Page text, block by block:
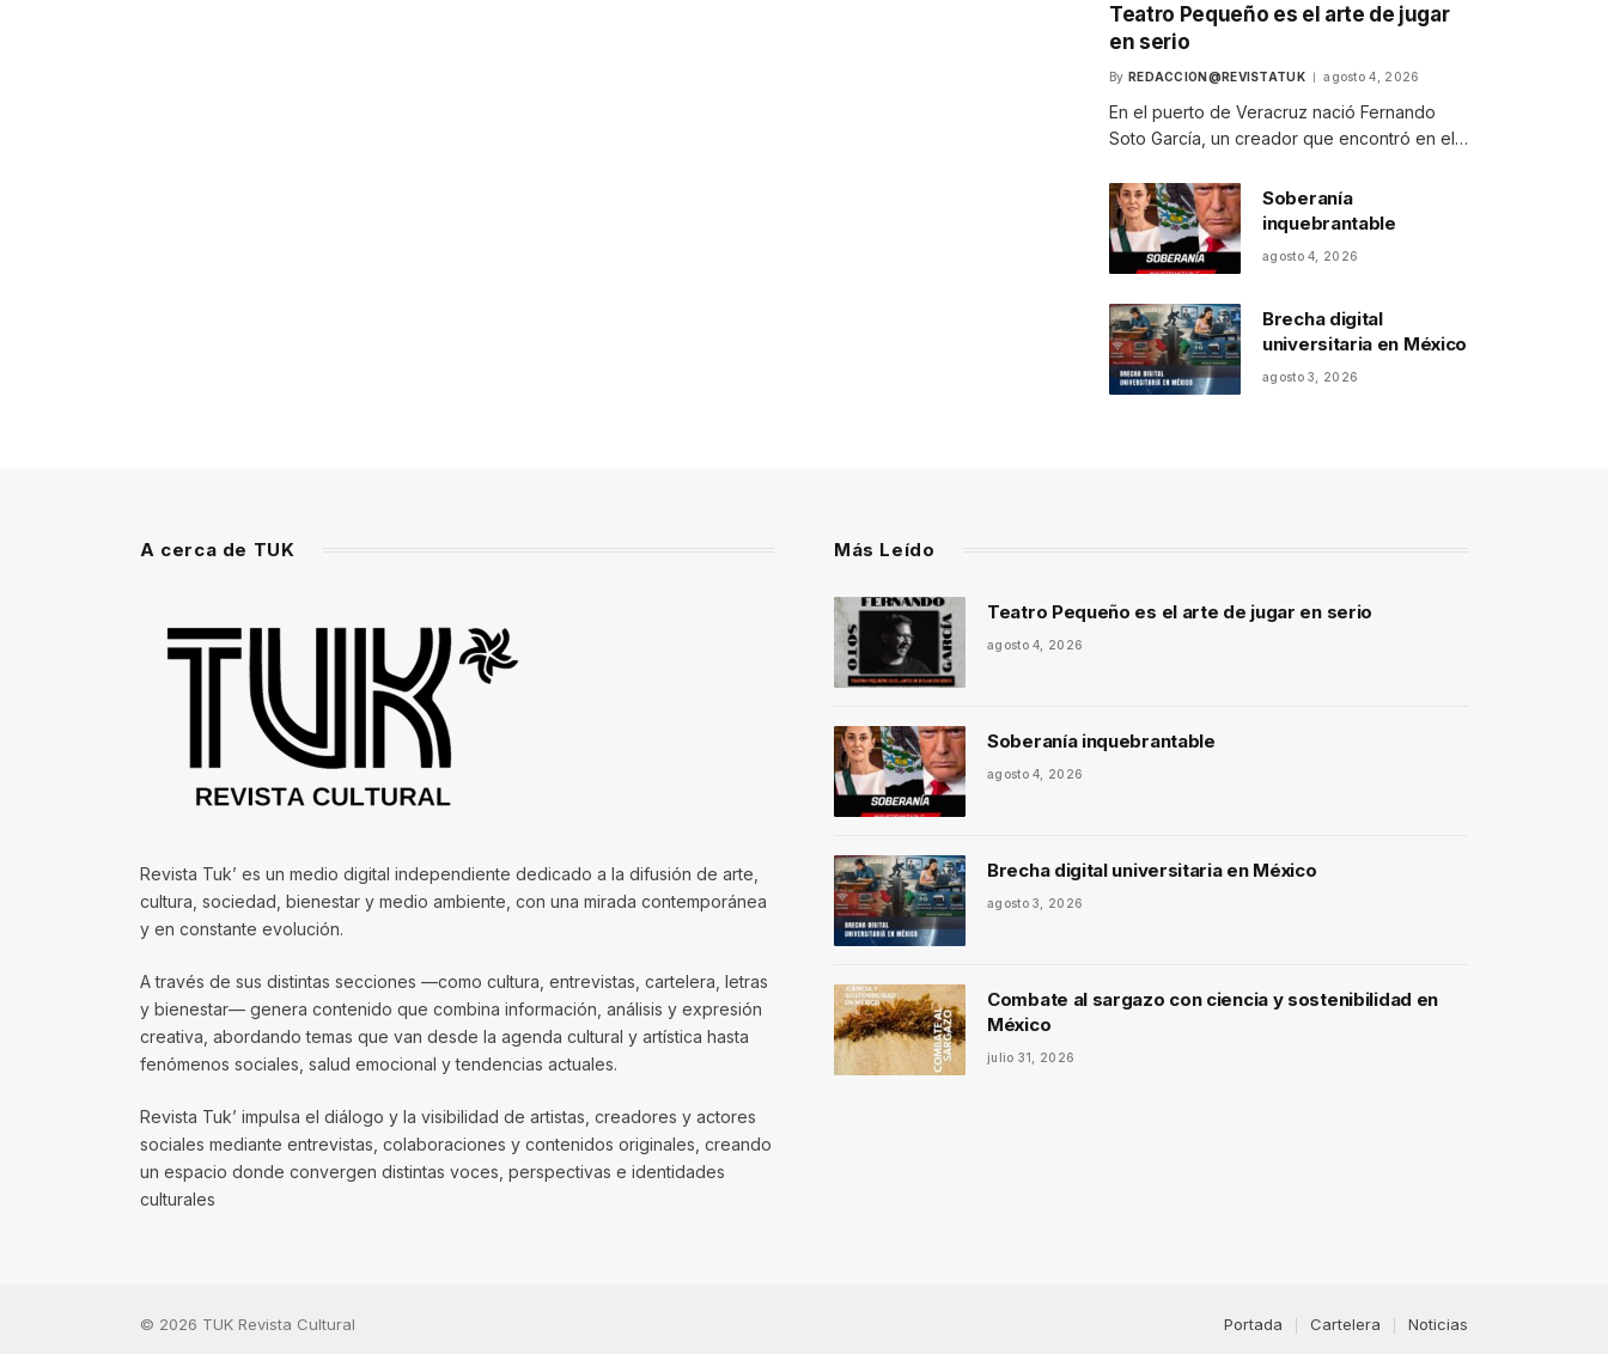
Teatro Pequeño es el arte de jugar
en serio
By REDACCION@REVISTATUK agosto 4, 2026
En el puerto de Veracruz nació Fernando
Soto García, un creador que encontró en el…
Soberanía
inquebrantable
agosto 4, 2026
Brecha digital
universitaria en México
agosto 3, 2026
A cerca de TUK
Revista Tuk’ es un medio digital independiente dedicado a la difusión de arte,
cultura, sociedad, bienestar y medio ambiente, con una mirada contemporánea
y en constante evolución.
A través de sus distintas secciones —como cultura, entrevistas, cartelera, letras
y bienestar— genera contenido que combina información, análisis y expresión
creativa, abordando temas que van desde la agenda cultural y artística hasta
fenómenos sociales, salud emocional y tendencias actuales.
Revista Tuk’ impulsa el diálogo y la visibilidad de artistas, creadores y actores
sociales mediante entrevistas, colaboraciones y contenidos originales, creando
un espacio donde convergen distintas voces, perspectivas e identidades
culturales
Más Leído
Teatro Pequeño es el arte de jugar en serio
agosto 4, 2026
Soberanía inquebrantable
agosto 4, 2026
Brecha digital universitaria en México
agosto 3, 2026
Combate al sargazo con ciencia y sostenibilidad en
México
julio 31, 2026
© 2026 TUK Revista Cultural Portada Cartelera Noticias